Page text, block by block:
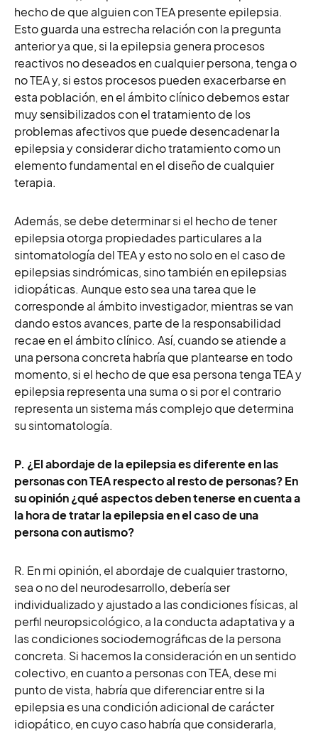
hecho de que alguien con TEA presente epilepsia.
Esto guarda una estrecha relación con la pregunta
anterior ya que, si la epilepsia genera procesos
reactivos no deseados en cualquier persona, tenga o
no TEA y, si estos procesos pueden exacerbarse en
esta población, en el ámbito clínico debemos estar
muy sensibilizados con el tratamiento de los
problemas afectivos que puede desencadenar la
epilepsia y considerar dicho tratamiento como un
elemento fundamental en el diseño de cualquier
terapia.
Además, se debe determinar si el hecho de tener
epilepsia otorga propiedades particulares a la
sintomatología del TEA y esto no solo en el caso de
epilepsias sindrómicas, sino también en epilepsias
idiopáticas. Aunque esto sea una tarea que le
corresponde al ámbito investigador, mientras se van
dando estos avances, parte de la responsabilidad
recae en el ámbito clínico. Así, cuando se atiende a
una persona concreta habría que plantearse en todo
momento, si el hecho de que esa persona tenga TEA y
epilepsia representa una suma o si por el contrario
representa un sistema más complejo que determina
su sintomatología.
P. ¿El abordaje de la epilepsia es diferente en las
personas con TEA respecto al resto de personas? En
su opinión ¿qué aspectos deben tenerse en cuenta a
la hora de tratar la epilepsia en el caso de una
persona con autismo?
R. En mi opinión, el abordaje de cualquier trastorno,
sea o no del neurodesarrollo, debería ser
individualizado y ajustado a las condiciones físicas, al
perfil neuropsicológico, a la conducta adaptativa y a
las condiciones sociodemográficas de la persona
concreta. Si hacemos la consideración en un sentido
colectivo, en cuanto a personas con TEA, dese mi
punto de vista, habría que diferenciar entre si la
epilepsia es una condición adicional de carácter
idiopático, en cuyo caso habría que considerarla,